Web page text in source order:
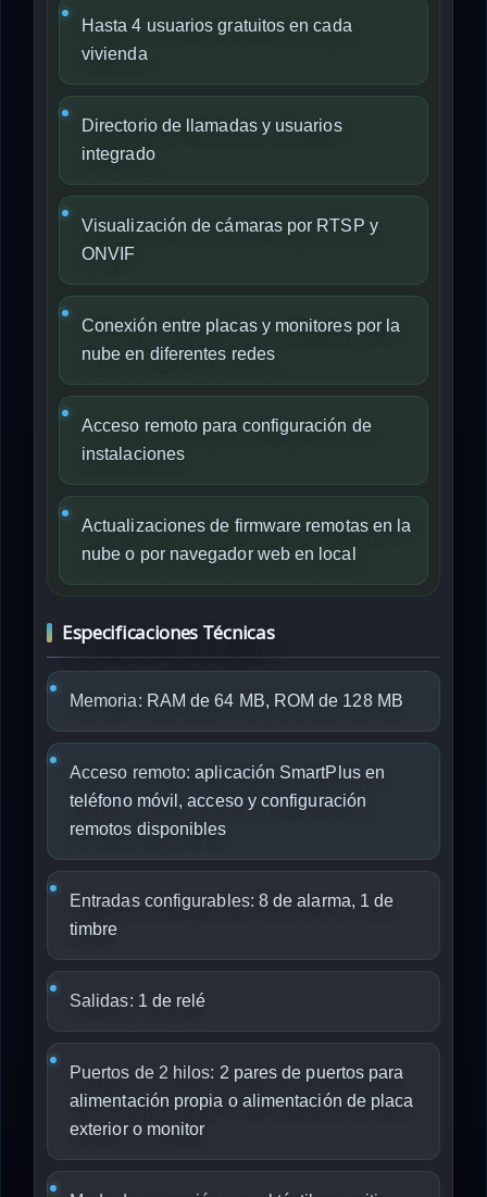
Hasta 4 usuarios gratuitos en cada
vivienda
Directorio de llamadas y usuarios
integrado
Visualización de cámaras por RTSP y
ONVIF
Conexión entre placas y monitores por la
nube en diferentes redes
Acceso remoto para configuración de
instalaciones
Actualizaciones de firmware remotas en la
nube o por navegador web en local
Especificaciones Técnicas
Memoria: RAM de 64 MB, ROM de 128 MB
Acceso remoto: aplicación SmartPlus en
teléfono móvil, acceso y configuración
remotos disponibles
Entradas configurables: 8 de alarma, 1 de
timbre
Salidas: 1 de relé
Puertos de 2 hilos: 2 pares de puertos para
alimentación propia o alimentación de placa
exterior o monitor